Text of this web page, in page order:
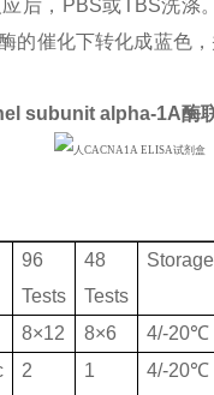
后，PBS或TBS洗
的催化下转化成蓝色
subunit alpha-1A酶
96
Tests
48
Tests
Storage
8×12 8×6
4/-20℃
2
1
4/-20℃